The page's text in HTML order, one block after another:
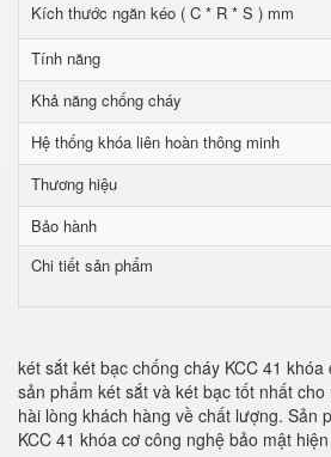
Kích thước ngăn kéo ( C * R * S ) mm
Tính năng
Khả năng chống cháy
Hệ thống khóa liên hoàn thông minh
Thương hiệu
Bảo hành
Chi tiết sản phẩm
két sắt két bạc chống cháy KCC 41
sản phẩm két sắt và két bạc tốt nhất
hài lòng khách hàng về chất lượng. Sản
KCC 41 khóa cơ công nghệ bảo mật